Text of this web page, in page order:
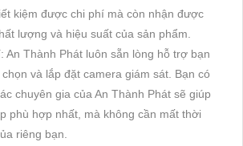
kiệm được chi phí mà còn nhận được
lượng và hiệu suất của sản phẩm.
An Thành Phát luôn sẵn lòng hỗ trợ bạn
và lắp đặt camera giám sát. Bạn có
chuyên gia của An Thành Phát sẽ giúp
phù hợp nhất, mà không cần mất thời
riêng bạn.